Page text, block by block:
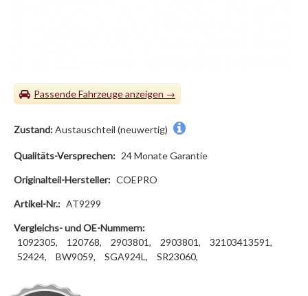
Passende Fahrzeuge
Zustand:Austauschteil (neuwertig)
Qualitäts-Versprechen: 24 Monate Garantie
Originalteil-Hersteller: COEPRO
Artikel-Nr.: AT9299
Vergleichs- und OE-Nummern:
1092305,
120768, 2903801, 2903801,
32103413591,
52424,
BW9059, SGA924L, SR23060,